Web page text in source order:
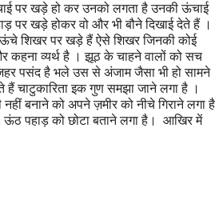
पर खड़े हो कर उनको लगता है उनकी ऊंचाई
पर खड़े होकर वो और भी बौने दिखाई देते हैं ।
शिखर पर खड़े हैं ऐसे शिखर जिनकी कोई
कहना व्यर्थ है । झूठ के चाहने वालों को सच
पसंद है भले उस से अंजाम जैसा भी हो सामने
हैं चाटुकारिता इक गुण समझा जाने लगा है ।
नहीं बनाने को अपने ज़मीर को नीचे गिराने लगा है
पहाड़ को छोटा बताने लगा है। आखिर में